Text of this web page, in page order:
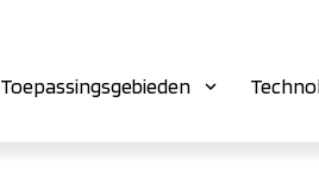
Toepassingsgebieden